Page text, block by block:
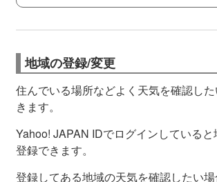
地域の登録/変更
住んでいる場所などよく天気を確認し
きます。
Yahoo! JAPAN IDでログインしている
登録できます。
登録してある地域の天気を確認したい